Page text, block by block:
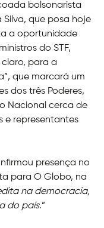
bolsonarista
Silva, que posa hoje
a oportunidade
do STF,
para a
que marcará um
dos três Poderes,
Nacional cerca de
e representantes
presença no
para O Globo, na
na democracia,
do país.”